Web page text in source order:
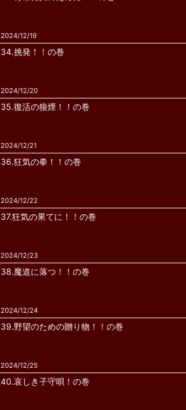
2024/12/19
34.挑発！！の巻
2024/12/20
35.復活の狼煙！！の巻
2024/12/21
36.狂気の拳！！の巻
2024/12/22
37.狂気の果てに！！の巻
2024/12/23
38.魔道に落つ！！の巻
2024/12/24
39.野望のための贈り物！！の巻
2024/12/25
40.哀しき子守唄！の巻